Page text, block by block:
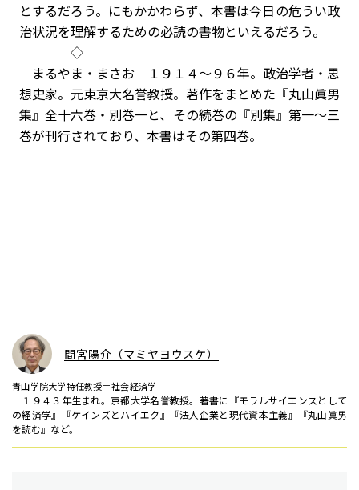
とするだろう。にもかかわらず、本書は今日の危うい政
治状況を理解するための必読の書物といえるだろう。
◇
まるやま・まさお １９１４～９６年。政治学者・思
想史家。元東京大名誉教授。著作をまとめた『丸山眞男
集』全十六巻・別巻一と、その続巻の『別集』第一～三
巻が刊行されており、本書はその第四巻。
間宮陽介（マミヤヨウスケ）
青山学院大学特任教授＝社会経済学
１９４３年生まれ。京都大学名誉教授。著書に『モラルサイエンスとして
の経済学』『ケインズとハイエク』『法人企業と現代資本主義』『丸山眞男
を読む』など。